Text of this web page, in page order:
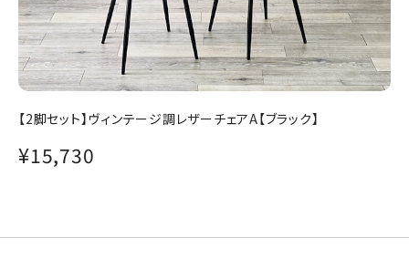
【2脚セット】ヴィンテージ調レザーチェアA【ブラック】
¥15,730